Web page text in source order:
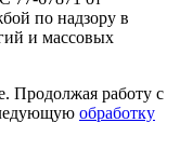
по надзору в
и массовых
Продолжая работу с
обработку